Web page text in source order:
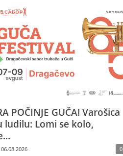
POČINJE GUČA! Varošica
ludilu: Lomi se kolo,
06.08.2026 0